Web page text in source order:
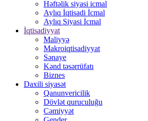
Həftəlik siyasi icmal
Aylıq İqtisadi İcmal
Aylıq Siyasi İcmal
İqtisadiyyat
Maliyyə
Makroiqtisadiyyat
Sənaye
Kənd təsərrüfatı
Biznes
Daxili siyasət
Qanunvericilik
Dövlət quruculuğu
Cəmiyyət